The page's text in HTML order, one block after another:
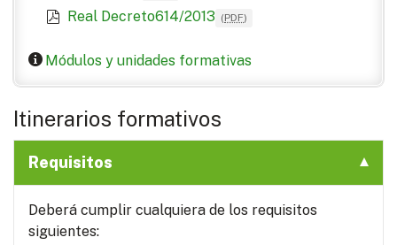
Real Decreto614/2013 (PDF)
Módulos y unidades formativas
Itinerarios formativos
Requisitos
Deberá cumplir cualquiera de los requisitos
siguientes: